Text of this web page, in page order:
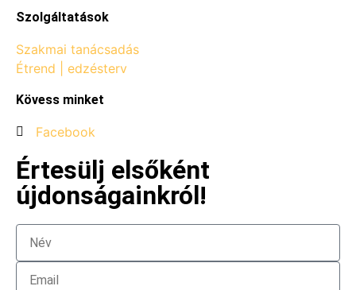
Szolgáltatások
Szakmai tanácsadás
Étrend | edzésterv
Kövess minket
Facebook
Értesülj elsőként
újdonságainkról!